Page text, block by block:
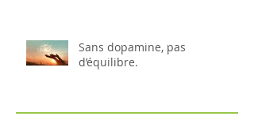
Sans dopamine, pas
d’équilibre.